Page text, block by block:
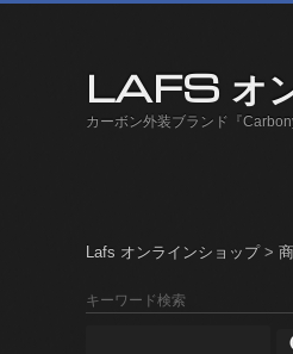
LAFS オ
カーボン外装ブランド『
Lafs オンラインショップ>
キーワード検索